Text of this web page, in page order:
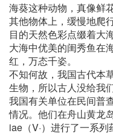
海葵这种动物，真像鲜
其他物体上，缓慢地爬
目的天然色彩点缀着大
大海中优美的闺秀鱼在
红，万态千姿。
不知何故，我国古代本
生物，所以古人没给我
我国有关单位在民间普
情况。他们在舟山黄龙
iae（V·）进行了一系